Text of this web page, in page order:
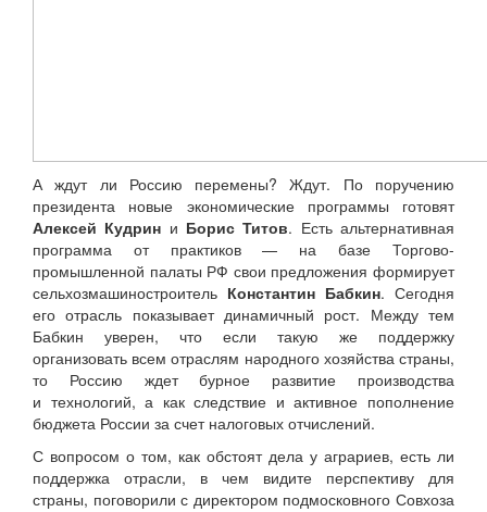
А ждут ли Россию перемены? Ждут. По поручению
президента новые экономические программы готовят
Алексей Кудрин и Борис Титов. Есть альтернативная
программа от практиков — на базе Торгово-
промышленной палаты РФ свои предложения формирует
сельхозмашиностроитель Константин Бабкин. Сегодня
его отрасль показывает динамичный рост. Между тем
Бабкин уверен, что если такую же поддержку
организовать всем отраслям народного хозяйства страны,
то Россию ждет бурное развитие производства
и технологий, а как следствие и активное пополнение
бюджета России за счет налоговых отчислений.
С вопросом о том, как обстоят дела у аграриев, есть ли
поддержка отрасли, в чем видите перспективу для
страны, поговорили с директором подмосковного Совхоза